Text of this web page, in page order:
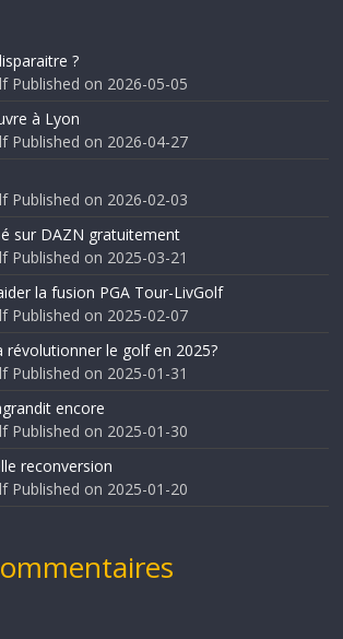
?
Published on 2026-05-05
à Lyon
Published on 2026-04-27
Published on 2026-02-03
sur DAZN gratuitement
Published on 2025-03-21
la fusion PGA Tour-LivGolf
Published on 2025-02-07
révolutionner le golf en 2025?
Published on 2025-01-31
encore
Published on 2025-01-30
reconversion
Published on 2025-01-20